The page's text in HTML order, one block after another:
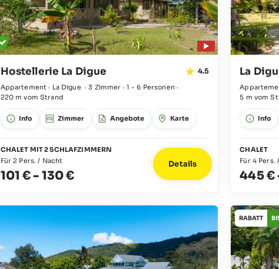
Hostellerie La Digue 4.5
Appartement · La Digue ·3 Zimmer · 1 - 6 Personen·
220 m vom Strand
Info Zimmer Angebote Karte
CHALET MIT 2 SCHLAFZIMMERN
Für 2 Pers. / Nacht
101 €- 130 €
Details
5 m vom
Info
CHALET
Für 4 Pers.
445 €
RABATT